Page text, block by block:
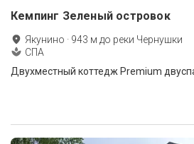
Кемпинг Зеленый островок
Якунино · 943 м до реки Чернушки
СПА
Двухместный коттедж Premium